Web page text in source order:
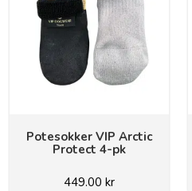
Potesokker VIP Arctic
Protect 4-pk
449.00 kr